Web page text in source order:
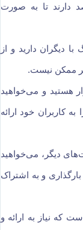
دارند تا به صورت
دیگران دارید و از
ممکن نیست.
هستید و می‌خواهید
کاربران خود ارائه
دیگر، می‌خواهید
و به اشتراک
که نیاز به ارائه و